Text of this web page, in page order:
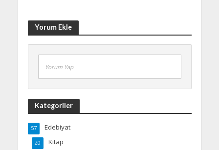
Yorum Ekle
Yorum Yap
Kategoriler
Edebiyat
57
Kitap
20